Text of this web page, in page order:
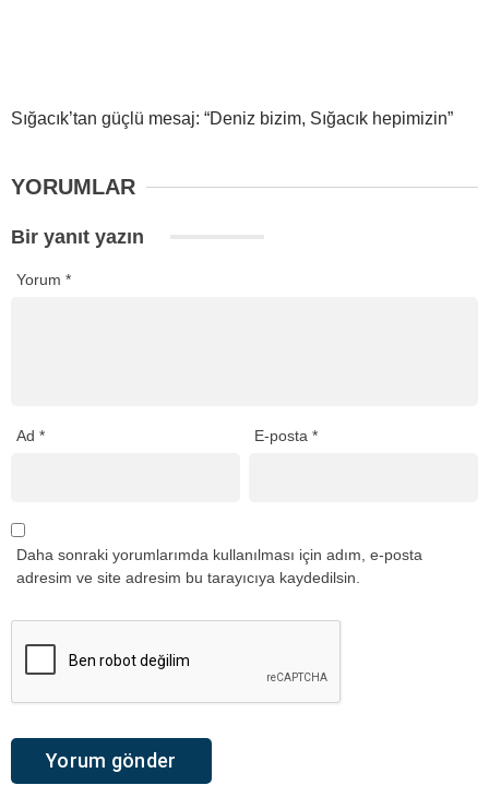
Sığacık’tan güçlü mesaj: “Deniz bizim, Sığacık hepimizin”
YORUMLAR
Bir yanıt yazın
Yorum *
Ad * E-posta*
Daha sonraki yorumlarımda kullanılması için adım, e-posta
adresim ve site adresim bu tarayıcıya kaydedilsin.